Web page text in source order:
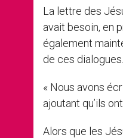
La lettre des
avait besoin, en
également
de ces dialogues.
« Nous avons
ajoutant qu’ils
Alors que les